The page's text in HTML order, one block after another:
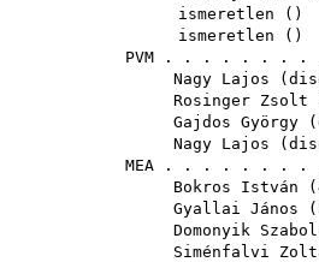
PVM . . . . . . . .
Nagy Lajos (
Rosinger Zsolt
Gajdos György (
Nagy Lajos (
MEA . . . . . . . .
Bokros István (
Gyallai János (
Domonyik
Siménfalvi